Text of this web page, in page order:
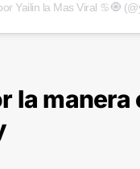
Yailin la Mas Viral ♋️🧿
la manera